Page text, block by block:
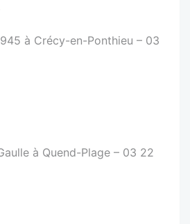
à Crécy-en-Ponthieu – 03
à Quend-Plage – 03 22